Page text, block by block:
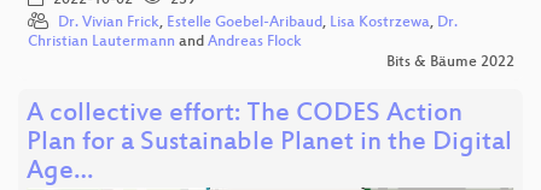
Dr. Vivian Frick, Estelle Goebel-Aribaud, Lisa Kostrzewa, Dr.
Christian Lautermann and Andreas Flock
Bits & Bäume 2022
A collective effort: The CODES Action
Plan for a Sustainable Planet in the Digital
Age…